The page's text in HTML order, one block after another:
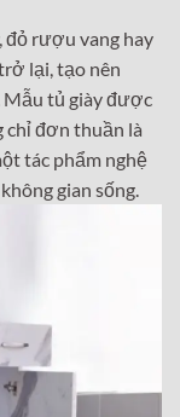
đỏ rượu vang hay
lại, tạo nên
Mẫu tủ giày được
chỉ đơn thuần là
tác phẩm nghệ
gian sống.